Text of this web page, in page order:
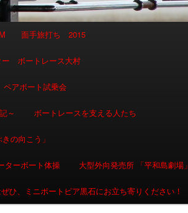
面手旅打ち 2015
ボートレース大村
ペアボート試乗会
～ ボートレースを支える人たち
の向こう」
ターボート体操 大型外向発売所 「平和島劇場」
ひ、ミニボートピア黒石にお立ち寄りください！